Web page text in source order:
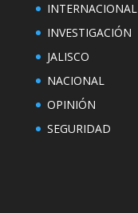
INTERNACIONAL
INVESTIGACIÓN
JALISCO
NACIONAL
OPINIÓN
SEGURIDAD